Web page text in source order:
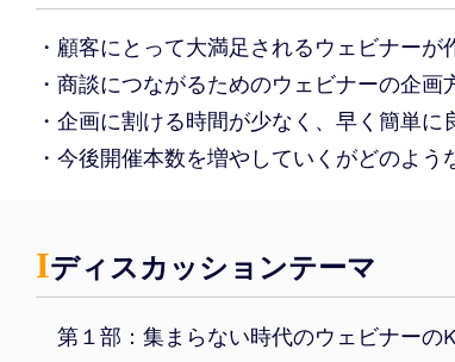
・顧客にとって大満足されるウェビナーが
・商談につながるためのウェビナーの企画
・企画に割ける時間が少なく、早く簡単
・今後開催本数を増やしていくがどのよ
Ιディスカッションテーマ
第１部：集まらない時代のウェビナーの